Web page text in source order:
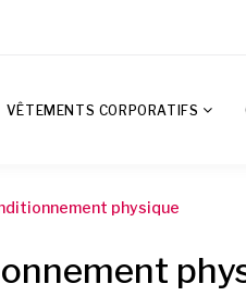
VÊTEMENTS CORPORATIFS
physique